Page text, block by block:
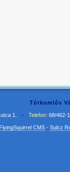
Tótkomlós
1. • Telefon: 68/462-
FlyingSquirrel CMS- Sulcz